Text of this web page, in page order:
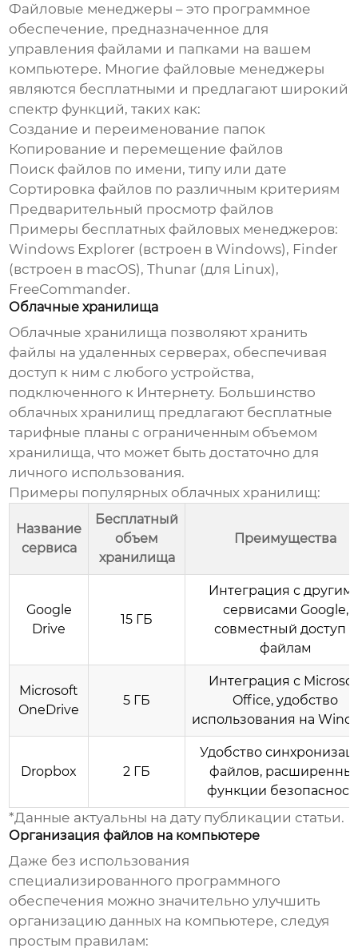
Файловые менеджеры – это программное
обеспечение, предназначенное для
управления файлами и папками на вашем
компьютере. Многие файловые менеджеры
являются бесплатными и предлагают широкий
спектр функций, таких как:
Создание и переименование папок
Копирование и перемещение файлов
Поиск файлов по имени, типу или дате
Сортировка файлов по различным критериям
Предварительный просмотр файлов
Примеры бесплатных файловых менеджеров:
Windows Explorer (встроен в Windows), Finder
(встроен в macOS), Thunar (для Linux),
FreeCommander.
Облачные хранилища
Облачные хранилища позволяют хранить
файлы на удаленных серверах, обеспечивая
доступ к ним с любого устройства,
подключенного к Интернету. Большинство
облачных хранилищ предлагают бесплатные
тарифные планы с ограниченным объемом
хранилища, что может быть достаточно для
личного использования.
Примеры популярных облачных хранилищ:
Название
сервиса
Бесплатный
объем
хранилища
Преимущества
Google
Drive
15 ГБ
Интеграция с
сервисами Google,
совместный доступ к
файлам
Microsoft
OneDrive
5 ГБ
Интеграция с
Office, удобство
использования на
Dropbox 2 ГБ
Удобство
файлов,
функции
*Данные актуальны на дату публикации статьи.
Организация файлов на компьютере
Даже без использования
специализированного программного
обеспечения можно значительно улучшить
организацию данных на компьютере, следуя
простым правилам: